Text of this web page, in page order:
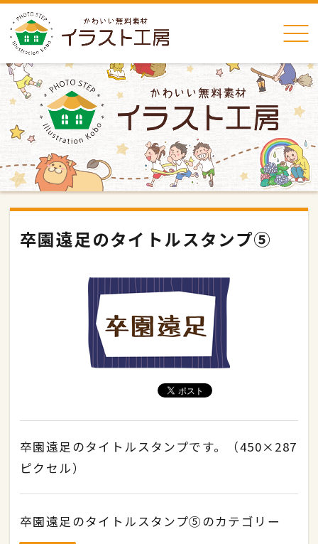
卒園遠足のタイトルスタンプ⑤
卒園遠足のタイトルスタンプです。（450×287
ピクセル）
卒園遠足のタイトルスタンプ⑤のカテゴリー